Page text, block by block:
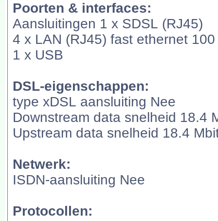
Poorten & interfaces:
Aansluitingen 1 x SDSL (RJ45)
4 x LAN (RJ45) fast ethernet 100
1 x USB
DSL-eigenschappen:
type xDSL aansluiting Nee
Downstream data snelheid 18.4
Upstream data snelheid 18.4
Netwerk:
ISDN-aansluiting Nee
Protocollen: